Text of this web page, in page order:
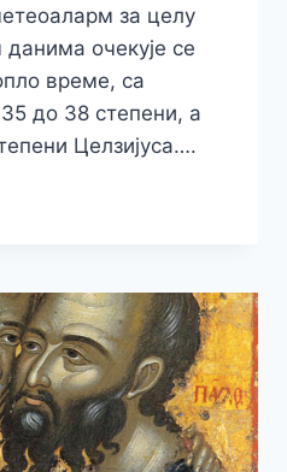
за целу
очекује се
време, са
до 38 степени, а
Целзијуса….